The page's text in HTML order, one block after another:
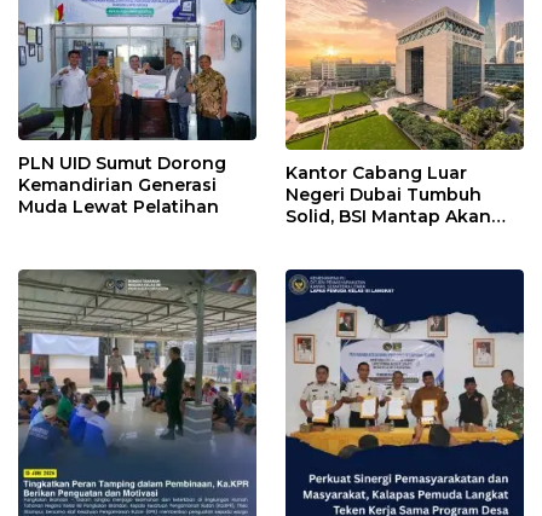
PLN UID Sumut Dorong
Kemandirian Generasi
Muda Lewat Pelatihan
Kantor Cabang Luar
Negeri Dubai Tumbuh
Solid, BSI Mantap Akan